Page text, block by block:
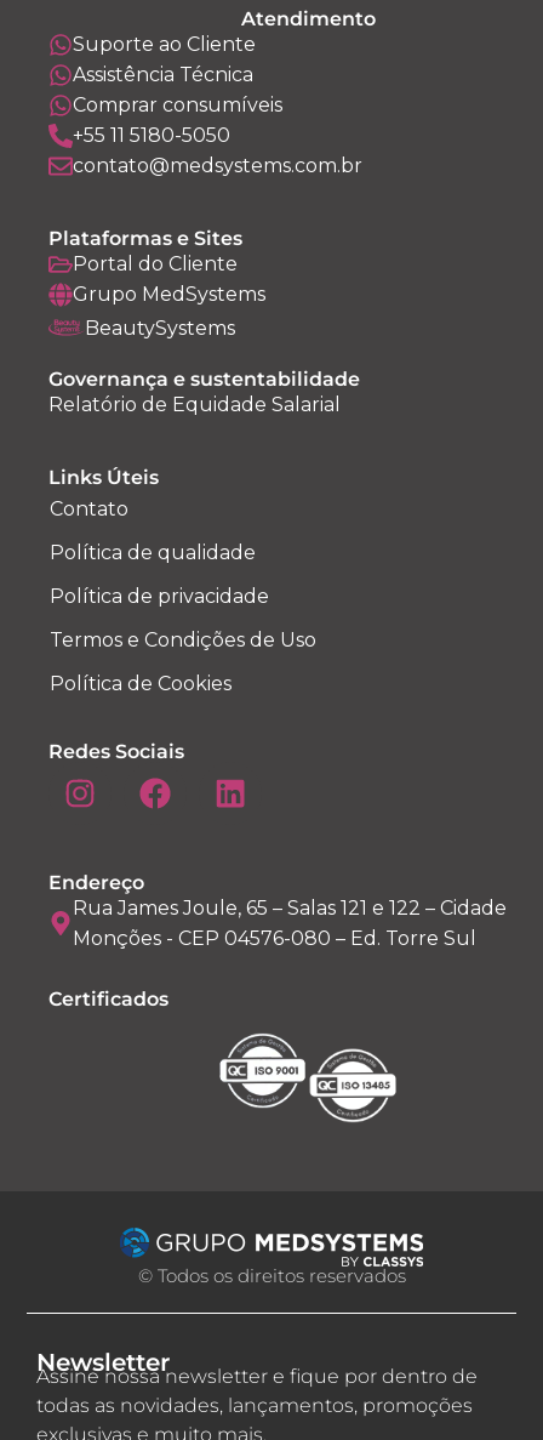
Atendimento
Suporte ao Cliente
Assistência Técnica
Comprar consumíveis
+55 11 5180-5050
contato@medsystems.com.br
Plataformas e Sites
Portal do Cliente
Grupo MedSystems
BeautySystems
Governança e sustentabilidade
Relatório de Equidade Salarial
Links Úteis
Contato
Política de qualidade
Política de privacidade
Termos e Condições de Uso
Política de Cookies
Redes Sociais
Endereço
Rua James Joule, 65 – Salas 121 e 122 – Cidade
Monções - CEP 04576-080 – Ed. Torre Sul
Certificados
© Todos os direitos reservados
Newsletter
Assine nossa newsletter e fique por dentro de
todas as novidades, lançamentos, promoções
exclusivas e muito mais.